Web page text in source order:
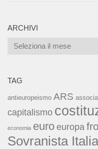
ARCHIVI
Archivi
TAG
antieuropeismo ARS
capitalismo
economia euro europa
Sovranista